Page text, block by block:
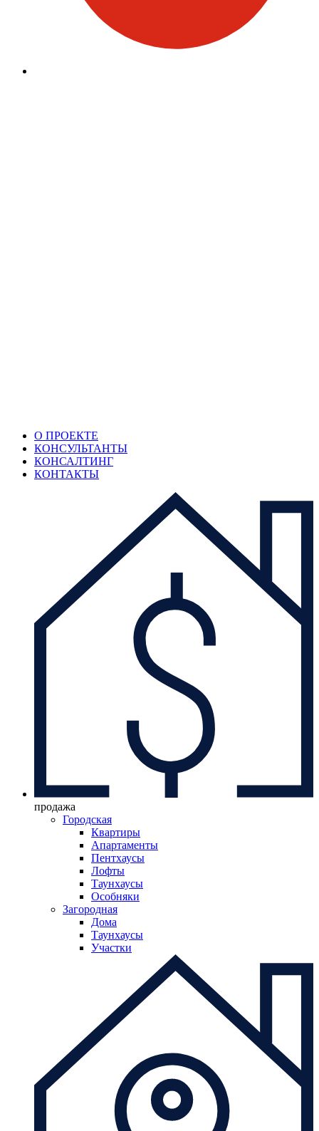
О ПРОЕКТЕ
КОНСУЛЬТАНТЫ
КОНСАЛТИНГ
КОНТАКТЫ
продажа
Городская
Квартиры
Апартаменты
Пентхаусы
Лофты
Таунхаусы
Особняки
Загородная
Дома
Таунхаусы
Участки